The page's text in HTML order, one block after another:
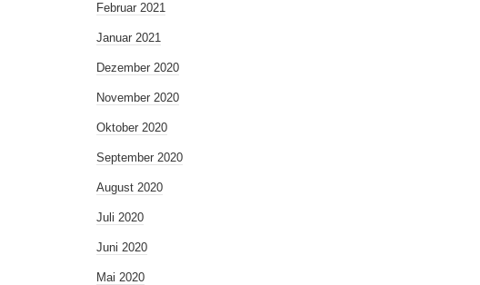
Februar 2021
Januar 2021
Dezember 2020
November 2020
Oktober 2020
September 2020
August 2020
Juli 2020
Juni 2020
Mai 2020